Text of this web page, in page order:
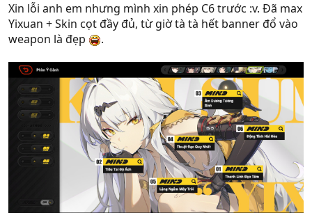
Xin lỗi anh em nhưng mình xin phép C6 trước :v. Đã max
Yixuan + Skin cọt đầy đủ, từ giờ tà tà hết banner đổ vào
weapon là đẹp
.